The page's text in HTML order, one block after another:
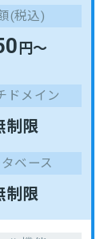
(税込)
円～
ドメイン
制限
ベース
制限